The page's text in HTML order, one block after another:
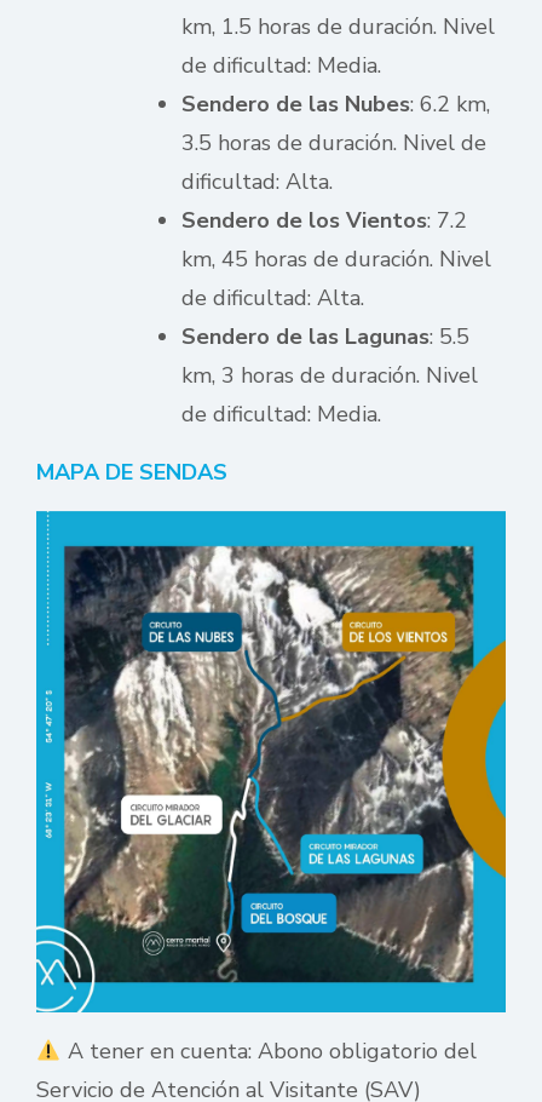
km, 1.5 horas de duración. Nivel
de dificultad: Media.
Sendero de las Nubes: 6.2 km,
3.5 horas de duración. Nivel de
dificultad: Alta.
Sendero de los Vientos: 7.2
km, 45 horas de duración. Nivel
de dificultad: Alta.
Sendero de las Lagunas: 5.5
km, 3 horas de duración. Nivel
de dificultad: Media.
MAPA DE SENDAS
A tener en cuenta: Abono obligatorio del
Servicio de Atención al Visitante (SAV)